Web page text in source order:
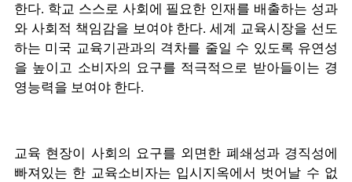
한다. 학교 스스로 사회에 필요한 인재를 배출하는 성과
와 사회적 책임감을 보여야 한다. 세계 교육시장을 선도
하는 미국 교육기관과의 격차를 줄일 수 있도록 유연성
을 높이고 소비자의 요구를 적극적으로 받아들이는 경
영능력을 보여야 한다.
교육 현장이 사회의 요구를 외면한 폐쇄성과 경직성에
빠져있는 한 교육소비자는 입시지옥에서 벗어날 수 없